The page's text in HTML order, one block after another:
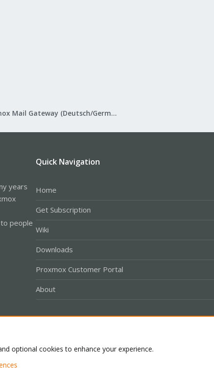
Proxmox Mail Gateway (Deutsch/German)
years
people
Quick Navigation
Home
Get Subscription
Wiki
Downloads
Proxmox Customer Portal
About
optional cookies to enhance your experience.